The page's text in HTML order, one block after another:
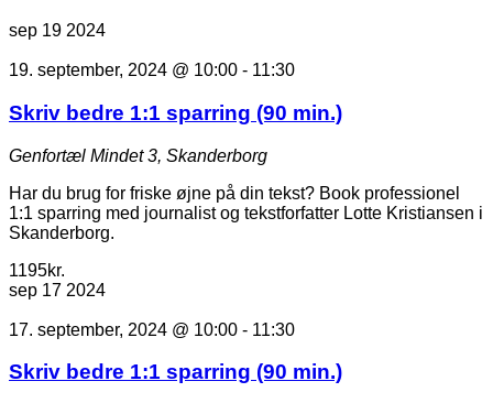
sep 19 2024
19. september, 2024 @ 10:00 - 11:30
Skriv bedre 1:1 sparring (90 min.)
Genfortæl Mindet 3, Skanderborg
Har du brug for friske øjne på din tekst? Book professionel
1:1 sparring med journalist og tekstforfatter Lotte Kristiansen i
Skanderborg.
1195kr.
sep 17 2024
17. september, 2024 @ 10:00 - 11:30
Skriv bedre 1:1 sparring (90 min.)